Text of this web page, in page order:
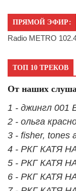
ПРЯМОЙ ЭФИР:
Radio METRO
ТОП 10 ТРЕКОВ
От наших
1 - джингл 001
2 - ольга
3 - fisher, tones
4 - РКГ КАТЯ
5 - РКГ КАТЯ
6 - РКГ КАТЯ